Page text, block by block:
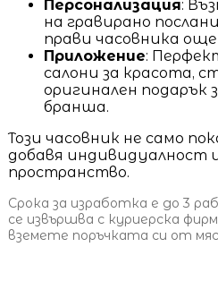
Персонализация:
на гравирано
прави часовника
Приложение:
салони за красота,
оригинален подарък
бранша.
Този часовник не само
добавя индивидуалност
пространство.
Срока за изработка е до 3
се извършва с куриерска
вземете поръчката си от